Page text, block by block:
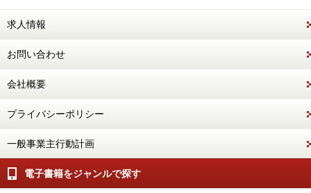
求人情報
お問い合わせ
会社概要
プライバシーポリシー
一般事業主行動計画
電子書籍をジャンルで探す